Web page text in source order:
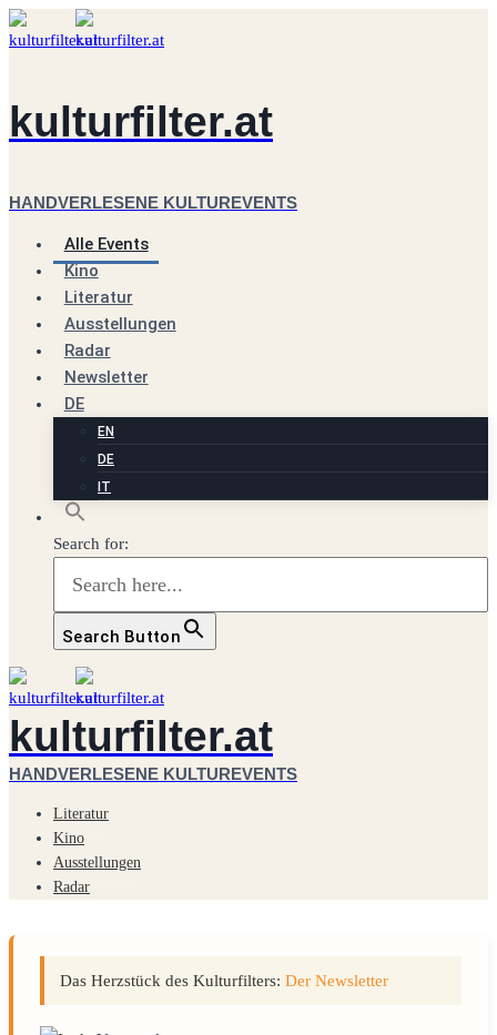
Zum
Inhalt
kulturfilter.at
HANDVERLESENE KULTUREVENTS
Alle Events
Kino
Literatur
Ausstellungen
Radar
Newsletter
DE
EN
DE
IT
Search for:
Search Button
kulturfilter.at
HANDVERLESENE KULTUREVENTS
Literatur
Kino
Ausstellungen
Radar
Das Herzstück des Kulturfilters: Der Newsletter